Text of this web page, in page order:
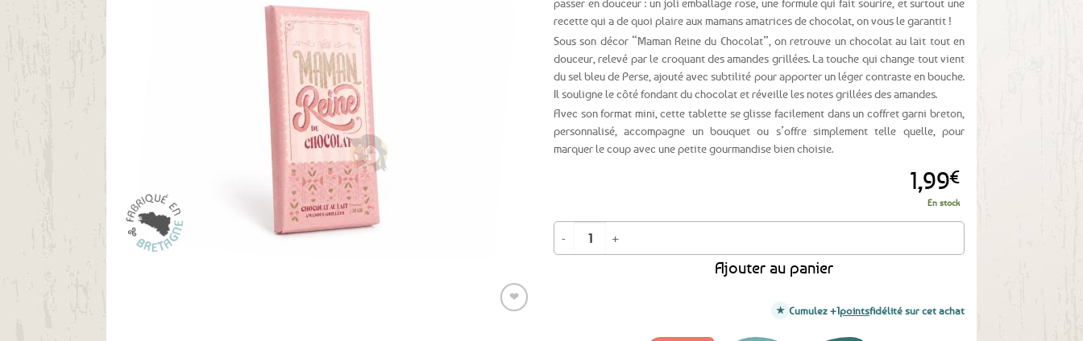
❤
passer en douceur : un joli emballage rose, une formule qui fait sourire, et surtout une
recette qui a de quoi plaire aux mamans amatrices de chocolat, on vous le garantit !
Sous son décor “Maman Reine du Chocolat”, on retrouve un chocolat au lait tout en
douceur, relevé par le croquant des amandes grillées. La touche qui change tout vient
du sel bleu de Perse, ajouté avec subtilité pour apporter un léger contraste en bouche.
Il souligne le côté fondant du chocolat et réveille les notes grillées des amandes.
Avec son format mini, cette tablette se glisse facilement dans un coffret garni breton,
personnalisé, accompagne un bouquet ou s’offre simplement telle quelle, pour
marquer le coup avec une petite gourmandise bien choisie.
1,99€
En stock
quantité de Mini tablette Maman Reine chocolat au lait, amandes grillées et sel bleu de Perse - 30g
Ajouter au panier
Cumulez +1pointsfidélité sur cet achat